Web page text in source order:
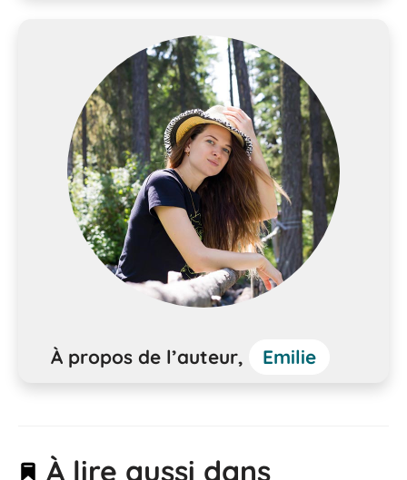
À propos de l’auteur, Emilie
À lire aussi dans